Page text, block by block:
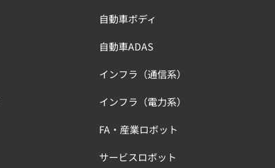
自動車ボディ
自動車ADAS
インフラ（通信系）
インフラ（電力系）
FA・産業ロボット
サービスロボット